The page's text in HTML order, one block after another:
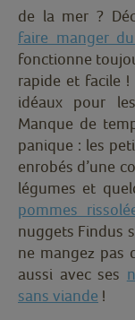
de la mer ?
faire manger
fonctionne
rapide et facile !
idéaux pour
Manque de
panique : les
enrobés d’une
légumes et
pommes
nuggets Findus
ne mangez pas
aussi avec ses
sans viande !